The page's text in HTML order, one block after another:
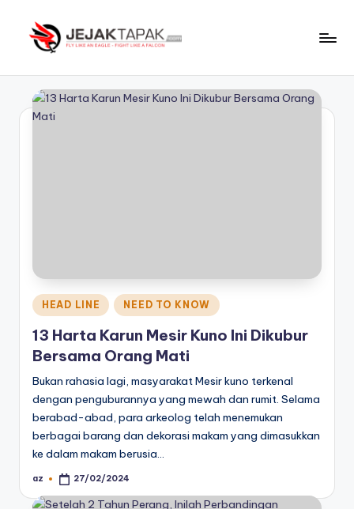
e
a
k
An
Eagle
Posted
in
HEAD LINE NEED TO KNOW
13 Harta Karun Mesir Kuno Ini Dikubur
Bersama Orang Mati
Bukan rahasia lagi, masyarakat Mesir kuno terkenal
dengan penguburannya yang mewah dan rumit. Selama
berabad-abad, para arkeolog telah menemukan
berbagai barang dan dekorasi makam yang dimasukkan
ke dalam makam berusia…
Posted
az 27/02/2024